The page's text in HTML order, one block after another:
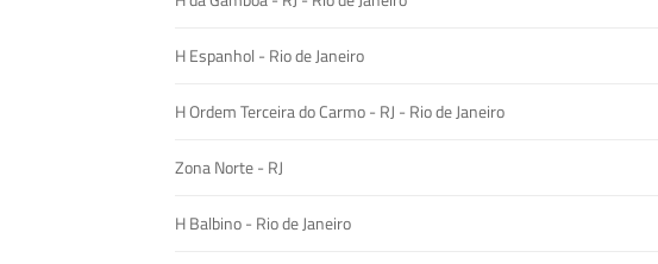
H Espanhol - Rio de Janeiro
H Ordem Terceira do Carmo - RJ - Rio de Janeiro
Zona Norte - RJ
H Balbino - Rio de Janeiro